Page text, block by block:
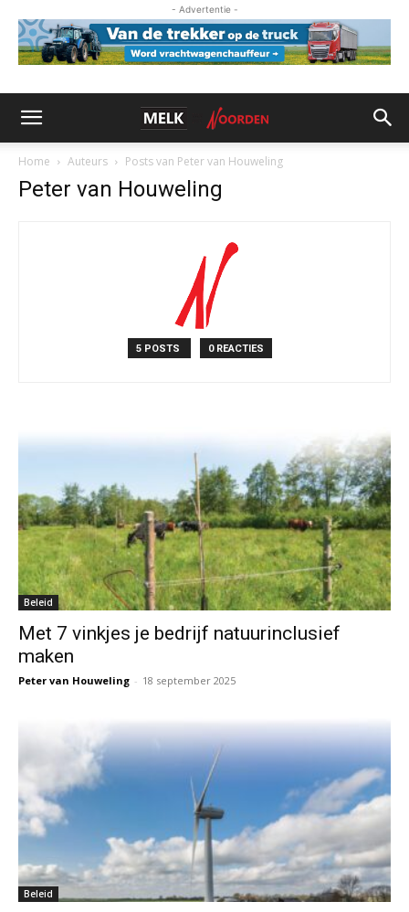
- Advertentie -
Home Auteurs Posts van Peter van Houweling
Peter van Houweling
5 POSTS 0 REACTIES
Beleid
Met 7 vinkjes je bedrijf natuurinclusief
maken
Peter van Houweling - 18 september 2025
Beleid